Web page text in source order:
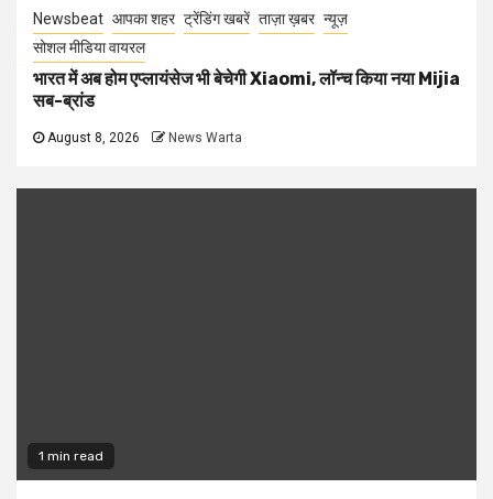
Newsbeat आपका शहर ट्रेंडिंग खबरें ताज़ा ख़बर न्यूज़
सोशल मीडिया वायरल
भारत में अब होम एप्लायंसेज भी बेचेगी Xiaomi, लॉन्च किया नया Mijia
सब-ब्रांड
August 8, 2026 News Warta
1 min read